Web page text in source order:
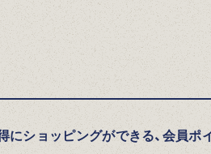
ショッピングができる、会員ポ